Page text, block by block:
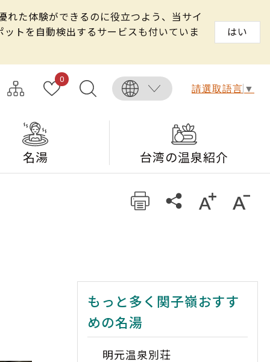
た体験ができるのに役立つよう、当サイ
トを自動検出するサービスも付いていま
はい
0
請選取語言 ▼
名湯 台湾の温泉紹介
もっと多く関子嶺おすす
めの名湯
明元温泉別荘